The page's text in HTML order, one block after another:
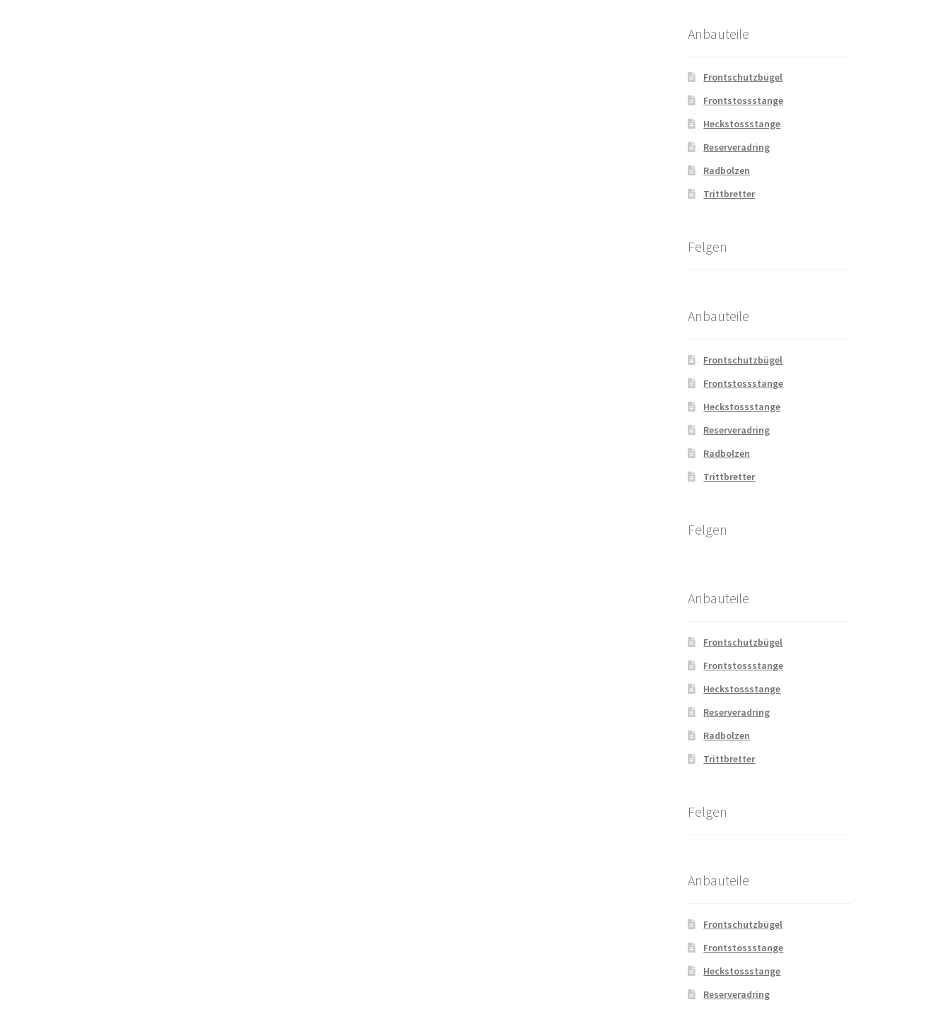
Anbauteile
Frontschutzbügel
Frontstossstange
Heckstossstange
Reserveradring
Radbolzen
Trittbretter
Felgen
Anbauteile
Frontschutzbügel
Frontstossstange
Heckstossstange
Reserveradring
Radbolzen
Trittbretter
Felgen
Anbauteile
Frontschutzbügel
Frontstossstange
Heckstossstange
Reserveradring
Radbolzen
Trittbretter
Felgen
Anbauteile
Frontschutzbügel
Frontstossstange
Heckstossstange
Reserveradring